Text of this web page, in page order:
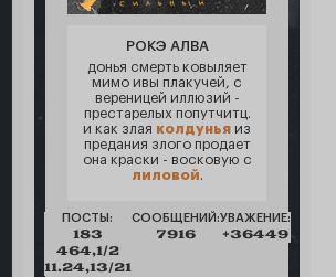
РОКЭ АЛВА
донья смерть ковыляет
мимо ивы плакучей, с
вереницей иллюзий -
престарелых попутчитц.
и как злая колдунья из
предания злого продает
она краски - восковую с
лиловой
ПОСТЫ:
183
464,1/2
11.24,13/21
СООБЩЕНИЙ:
7916
УВАЖЕНИЕ:
+36449